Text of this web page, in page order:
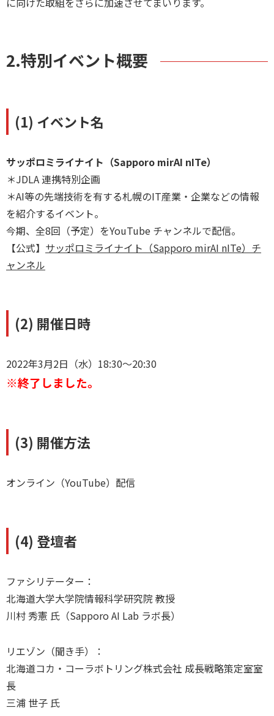
2.特別イベント概要
(1) イベント名
サッポロミライナイト（Sapporo mirAI nITe）
＊JDLA 連携特別企画
＊AI等の先端技術を有する札幌のIT産業・企業などの情報
を紹介するイベント。
今期、全8回（予定）をYouTube チャンネルで配信。
【公式】 サッポロミライナイト（Sapporo mirAI nITe）チ
ャンネル
(2) 開催日時
2022年3月2日（水）18:30～20:30
※終了しました。
(3) 開催方法
オンライン（YouTube）配信
(4) 登壇者
ファシリテーター：
北海道大学大学院情報科学研究院 教授
川村 秀憲 氏（Sapporo AI Lab ラボ長）
リエゾン（聞き手）：
北海道コカ・コーラボトリング株式会社 成長戦略策定室室
長
三浦 世子 氏